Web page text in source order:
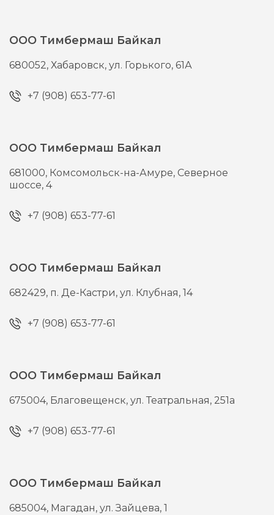
ООО Тимбермаш Байкал
680052,Хабаровск,ул. Горького, 61А
+7 (908) 653-77-61
ООО Тимбермаш Байкал
681000, Комсомольск-на-Амуре, Северное
шоссе, 4
+7 (908) 653-77-61
ООО Тимбермаш Байкал
682429, п. Де-Кастри,ул. Клубная, 14
+7 (908) 653-77-61
ООО Тимбермаш Байкал
675004, Благовещенск,ул. Театральная, 251а
+7 (908) 653-77-61
ООО Тимбермаш Байкал
685004, Магадан,ул. Зайцева, 1